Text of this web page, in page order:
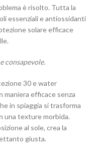
è risolto. Tutta la
essenziali e antiossidanti
solare efficace
consapevole.
30 e water
efficace senza
in spiaggia si trasforma
una texture morbida.
al sole, crea la
giusta.